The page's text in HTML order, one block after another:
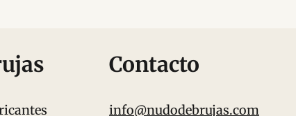
Contacto
info@nudodebrujas.com